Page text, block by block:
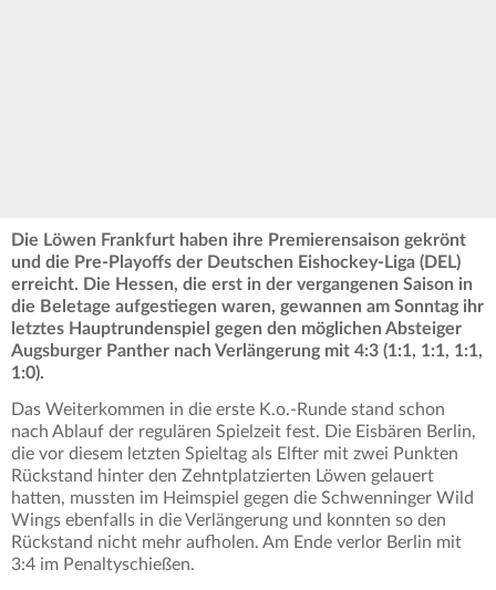
Die Löwen Frankfurt haben ihre Premierensaison gekrönt
und die Pre-Playoffs der Deutschen Eishockey-Liga (DEL)
erreicht. Die Hessen, die erst in der vergangenen Saison in
die Beletage aufgestiegen waren, gewannen am Sonntag ihr
letztes Hauptrundenspiel gegen den möglichen Absteiger
Augsburger Panther nach Verlängerung mit 4:3 (1:1, 1:1, 1:1,
1:0).
Das Weiterkommen in die erste K.o.-Runde stand schon
nach Ablauf der regulären Spielzeit fest. Die Eisbären Berlin,
die vor diesem letzten Spieltag als Elfter mit zwei Punkten
Rückstand hinter den Zehntplatzierten Löwen gelauert
hatten, mussten im Heimspiel gegen die Schwenninger Wild
Wings ebenfalls in die Verlängerung und konnten so den
Rückstand nicht mehr aufholen. Am Ende verlor Berlin mit
3:4 im Penaltyschießen.